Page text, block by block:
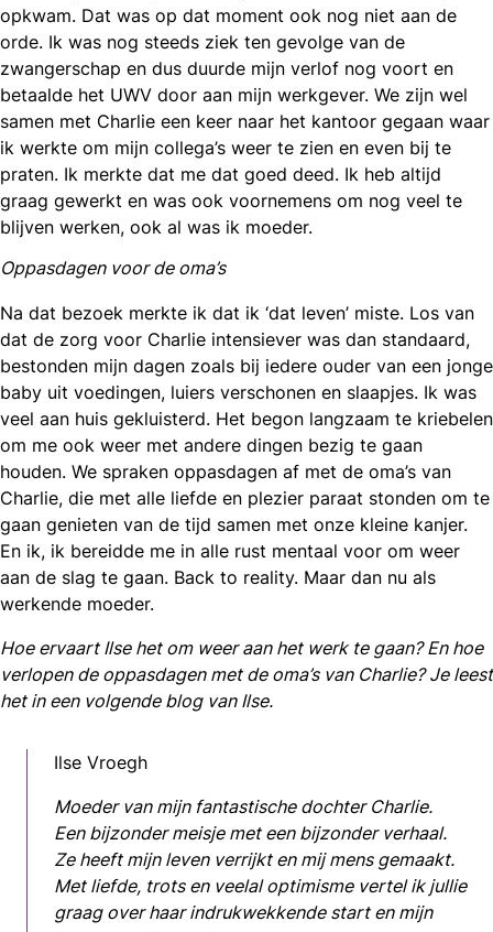
opkwam. Dat was op dat moment ook nog niet aan de
orde. Ik was nog steeds ziek ten gevolge van de
zwangerschap en dus duurde mijn verlof nog voort en
betaalde het UWV door aan mijn werkgever. We zijn wel
samen met Charlie een keer naar het kantoor gegaan waar
ik werkte om mijn collega’s weer te zien en even bij te
praten. Ik merkte dat me dat goed deed. Ik heb altijd
graag gewerkt en was ook voornemens om nog veel te
blijven werken, ook al was ik moeder.
Oppasdagen voor de oma’s
Na dat bezoek merkte ik dat ik ‘dat leven’ miste. Los van
dat de zorg voor Charlie intensiever was dan standaard,
bestonden mijn dagen zoals bij iedere ouder van een jonge
baby uit voedingen, luiers verschonen en slaapjes. Ik was
veel aan huis gekluisterd. Het begon langzaam te kriebelen
om me ook weer met andere dingen bezig te gaan
houden. We spraken oppasdagen af met de oma’s van
Charlie, die met alle liefde en plezier paraat stonden om te
gaan genieten van de tijd samen met onze kleine kanjer.
En ik, ik bereidde me in alle rust mentaal voor om weer
aan de slag te gaan. Back to reality. Maar dan nu als
werkende moeder.
Hoe ervaart Ilse het om weer aan het werk te gaan? En hoe
verlopen de oppasdagen met de oma’s van Charlie? Je leest
het in een volgende blog van Ilse.
Ilse Vroegh
Moeder van mijn fantastische dochter Charlie.
Een bijzonder meisje met een bijzonder verhaal.
Ze heeft mijn leven verrijkt en mij mens gemaakt.
Met liefde, trots en veelal optimisme vertel ik jullie
graag over haar indrukwekkende start en mijn